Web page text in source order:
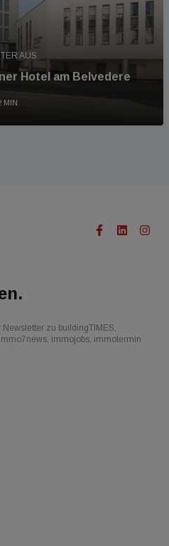
AUS
Hotel am Belvedere
MIN
zu buildingTIMES,
immojobs, immotermin